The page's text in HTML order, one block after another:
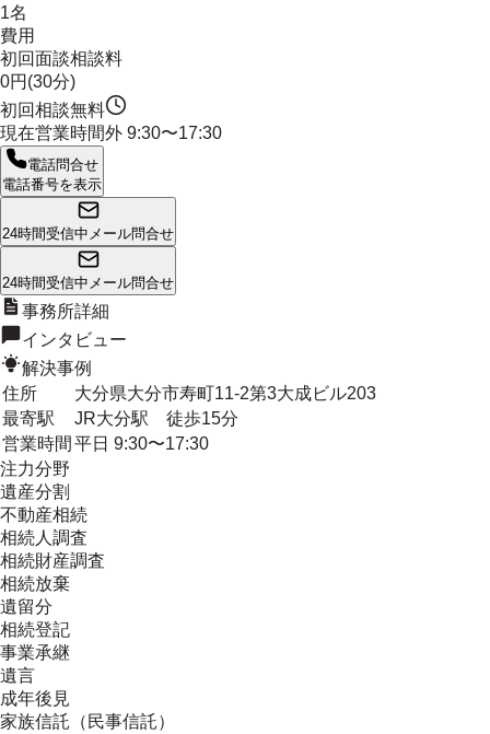
1名
費用
初回面談相談料
0円(30分)
初回相談無料
現在営業時間外 9:30〜17:30
電話問合せ
電話番号を表示
24時間受信中 メール問合せ
24時間受信中 メール問合せ
事務所詳細
インタビュー
解決事例
住所
大分県大分市寿町11-2第3大成ビル203
最寄駅
JR大分駅 徒歩15分
営業時間 平日 9:30〜17:30
注力分野
遺産分割
不動産相続
相続人調査
相続財産調査
相続放棄
遺留分
相続登記
事業承継
遺言
成年後見
家族信託（民事信託）